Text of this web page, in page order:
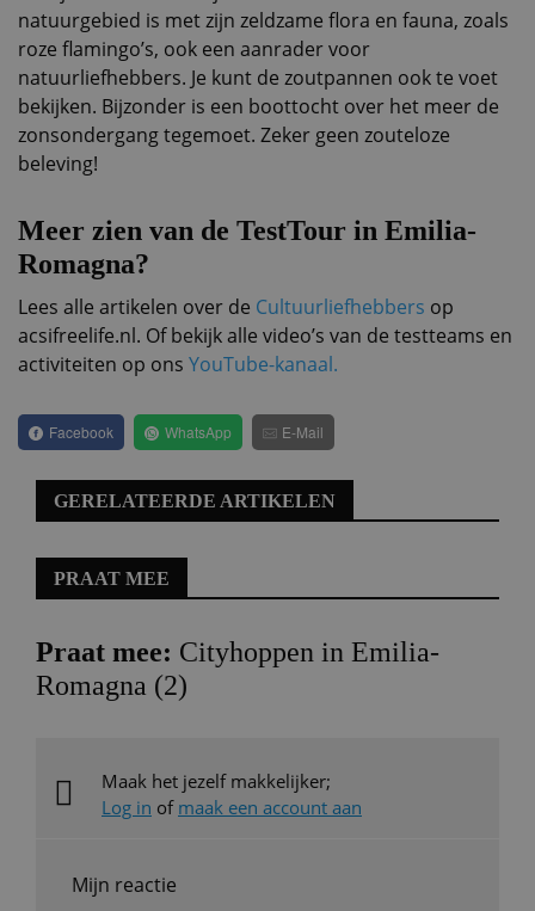
natuurgebied is met zijn zeldzame flora en fauna, zoals
roze flamingo’s, ook een aanrader voor
natuurliefhebbers. Je kunt de zoutpannen ook te voet
bekijken. Bijzonder is een boottocht over het meer de
zonsondergang tegemoet. Zeker geen zouteloze
beleving!
Meer zien van de TestTour in Emilia-
Romagna?
Lees alle artikelen over de Cultuurliefhebbers op
acsifreelife.nl. Of bekijk alle video’s van de testteams en
activiteiten op ons YouTube-kanaal.
Facebook WhatsApp E-Mail
GERELATEERDE ARTIKELEN
PRAAT MEE
Praat mee: Cityhoppen in Emilia-
Romagna (2)
Maak het jezelf makkelijker;
Log in of maak een account aan
Mijn reactie